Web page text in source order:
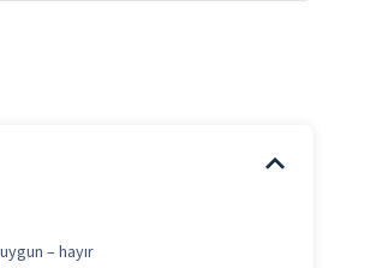
– hayır